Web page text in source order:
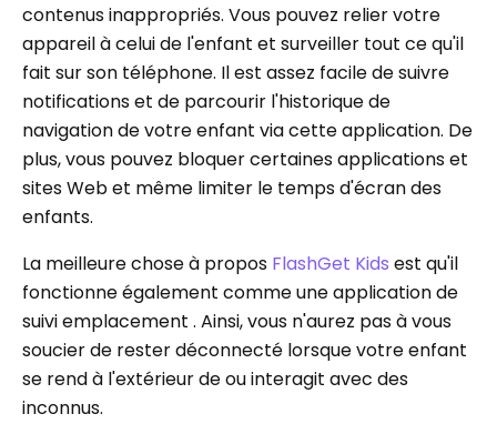
contenus inappropriés. Vous pouvez relier votre
appareil à celui de l'enfant et surveiller tout ce qu'il
fait sur son téléphone. Il est assez facile de suivre
notifications et de parcourir l'historique de
navigation de votre enfant via cette application. De
plus, vous pouvez bloquer certaines applications et
sites Web et même limiter le temps d'écran des
enfants.
La meilleure chose à propos FlashGet Kids est qu'il
fonctionne également comme une application de
suivi emplacement . Ainsi, vous n'aurez pas à vous
soucier de rester déconnecté lorsque votre enfant
se rend à l'extérieur de ou interagit avec des
inconnus.